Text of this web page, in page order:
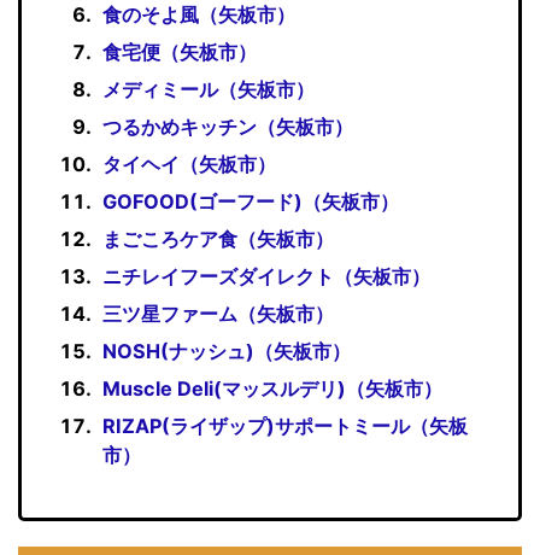
食のそよ風（矢板市）
食宅便（矢板市）
メディミール（矢板市）
つるかめキッチン（矢板市）
タイヘイ（矢板市）
GOFOOD(ゴーフード)（矢板市）
まごころケア食（矢板市）
ニチレイフーズダイレクト（矢板市）
三ツ星ファーム（矢板市）
NOSH(ナッシュ)（矢板市）
Muscle Deli(マッスルデリ)（矢板市）
RIZAP(ライザップ)サポートミール（矢板
市）